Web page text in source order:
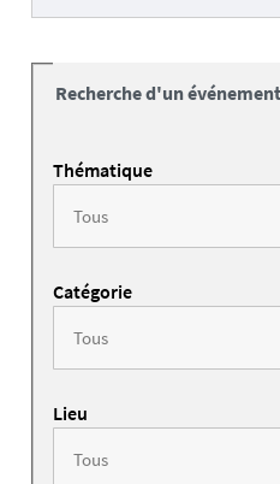
Recherche d'un
Thématique
Catégorie
Lieu